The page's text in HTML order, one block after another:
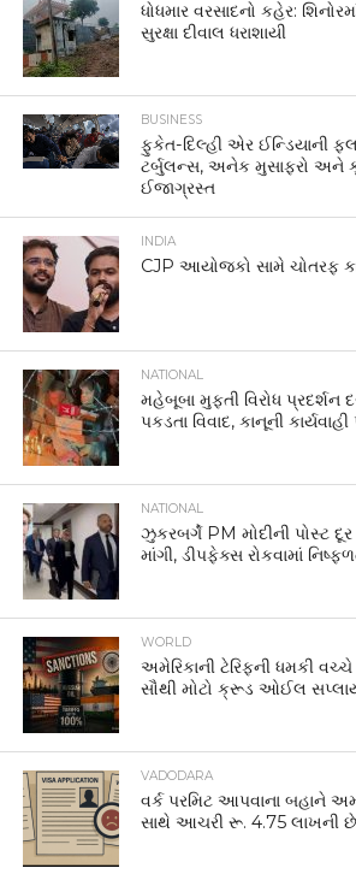
ધોધમાર વરસાદનો કહેર:
સુરક્ષા દીવાલ ધરાશાયી
BUSINESS
ફુકેત-દિલ્હી એર ઈન્ડિયાની
ટર્બુલન્સ, અનેક મુસાફરો અને
ઈજાગ્રસ્ત
INDIA
CJP આયોજકો સામે ચોતરફ
NATIONAL
મહેબૂબા મુફ્તી વિરોધ પ્રદર્શન
પકડતા વિવાદ, કાનૂની કાર્યવાહી
NATIONAL
ઝુકરબર્ગે PM મોદીની પોસ્ટ
માંગી, ડીપફેક્સ રોકવામાં
WORLD
અમેરિકાની ટેરિફની ધમકી
સૌથી મોટો ક્રૂડ ઓઈલ
VADODARA
વર્ક પરમિટ આપવાના બહાને
સાથે આચરી રૂ. 4.75 લાખની